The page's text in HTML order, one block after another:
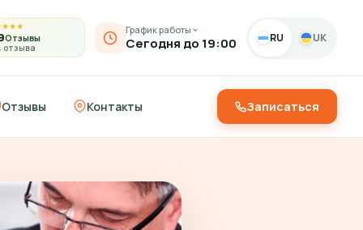
★★★
Отзывы
отзыва
График работы
Сегодня до 19:00 RU UK
Отзывы Контакты Записаться